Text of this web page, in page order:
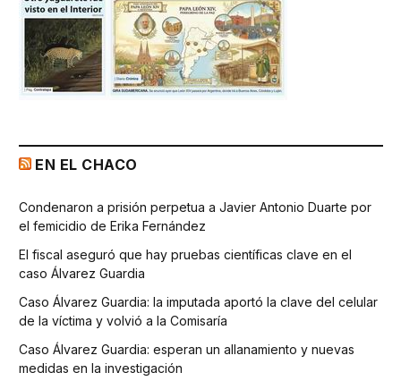
EN EL CHACO
Condenaron a prisión perpetua a Javier Antonio Duarte por
el femicidio de Erika Fernández
El fiscal aseguró que hay pruebas científicas clave en el
caso Álvarez Guardia
Caso Álvarez Guardia: la imputada aportó la clave del celular
de la víctima y volvió a la Comisaría
Caso Álvarez Guardia: esperan un allanamiento y nuevas
medidas en la investigación